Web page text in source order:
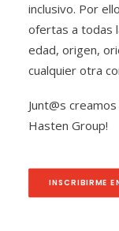
inclusivo. Por
ofertas a todas
edad, origen,
cualquier otra
Junt@s
Hasten Group!
INSCRIBIRME